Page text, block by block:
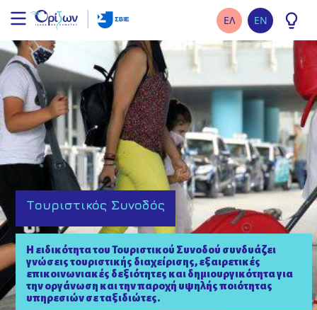
ΕΛ EN
Τουριστικός Συνοδός
Η ειδικότητα του Τουριστικού Συνοδού συνδυάζει
γνώσεις τουριστικής διαχείρισης, εξαιρετικές
επικοινωνιακές δεξιότητες και δημιουργικότητα για
την οργάνωση και την παροχή υψηλής ποιότητας
υπηρεσιών σε ταξιδιώτες.